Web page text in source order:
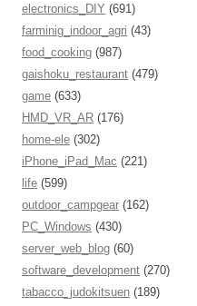
electronics_DIY (691)
farminig_indoor_agri (43)
food_cooking (987)
gaishoku_restaurant (479)
game (633)
HMD_VR_AR (176)
home-ele (302)
iPhone_iPad_Mac (221)
life (599)
outdoor_campgear (162)
PC_Windows (430)
server_web_blog (60)
software_development (270)
tabacco_judokitsuen (189)